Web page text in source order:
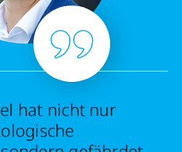
hat nicht nur